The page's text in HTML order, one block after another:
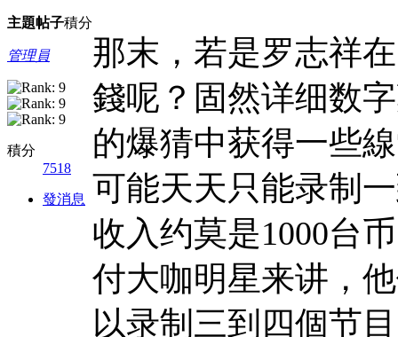
主題帖子積分
管理員
積分
7518
發消息
那末，若是罗志祥
錢呢？固然详细数
的爆猜中获得一些
可能天天只能录制
收入约莫是1000台
付大咖明星来讲，
以录制三到四個节